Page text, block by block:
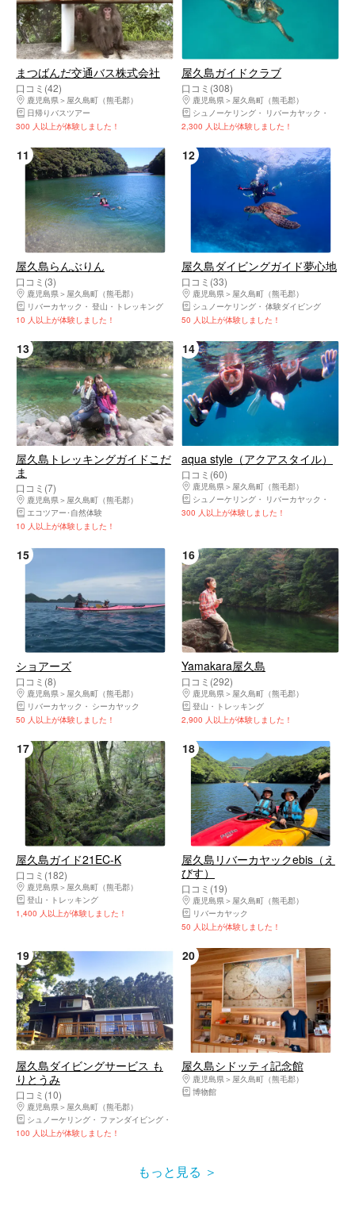
まつばんだ交通バス株式会社
口コミ(42)
鹿児島県
屋久島町（熊毛郡）
日帰りバスツアー
300 人以上が体験しました！
屋久島ガイドクラブ
口コミ(308)
鹿児島県
屋久島町（熊毛郡）
シュノーケリング
リバーカヤック
2,300 人以上が体験しました！
11
屋久島らんぶりん
口コミ(3)
鹿児島県
屋久島町（熊毛郡）
リバーカヤック
登山・トレッキング
10 人以上が体験しました！
12
屋久島ダイビングガイド夢心地
口コミ(33)
鹿児島県
屋久島町（熊毛郡）
シュノーケリング
体験ダイビング
50 人以上が体験しました！
13
屋久島トレッキングガイドこだ
ま
口コミ(7)
鹿児島県
屋久島町（熊毛郡）
エコツアー･自然体験
10 人以上が体験しました！
14
aqua style（アクアスタイル）
口コミ(60)
鹿児島県
屋久島町（熊毛郡）
シュノーケリング
リバーカヤック
300 人以上が体験しました！
15
ショアーズ
口コミ(8)
鹿児島県
屋久島町（熊毛郡）
リバーカヤック
シーカヤック
50 人以上が体験しました！
16
Yamakara屋久島
口コミ(292)
鹿児島県
屋久島町（熊毛郡）
登山・トレッキング
2,900 人以上が体験しました！
17
屋久島ガイド21EC-K
口コミ(182)
鹿児島県
屋久島町（熊毛郡）
登山・トレッキング
1,400 人以上が体験しました！
18
屋久島リバーカヤックebis（え
びす）
口コミ(19)
鹿児島県
屋久島町（熊毛郡）
リバーカヤック
50 人以上が体験しました！
19
屋久島ダイビングサービス も
りとうみ
口コミ(10)
鹿児島県
屋久島町（熊毛郡）
シュノーケリング
ファンダイビング
100 人以上が体験しました！
20
屋久島シドッティ記念館
鹿児島県
屋久島町（熊毛郡）
博物館
もっと見る